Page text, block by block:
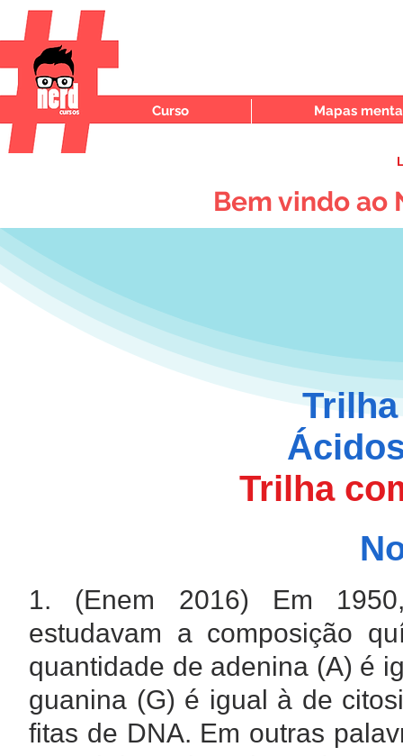
Curso Mapas
Bem vindo ao
Trilha
1. (Enem 2016) Em
estudavam a composição
quantidade de adenina (A) é
guanina (G) é igual à de
fitas de DNA. Em outras